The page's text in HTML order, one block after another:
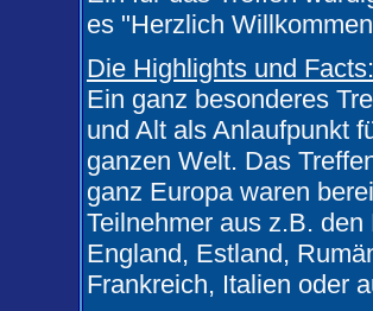
einen Calibra mit dem C20xe
ventildeckel erneuert er
25.05.-21:09 Uhr
Wurfen82 : Kann man
Schläuche sind alle dicht?
verbreitetes Problem.
25.05.-18:51 Uhr
metalgearsolid :hallo, kann
oder passt das alles
springt nach längerer
spritleitung.
es "Herzlich
Die Highlights und Facts:
Ein ganz besonderes
und Alt als Anlaufpunkt
ganzen Welt. Das
ganz Europa waren
Teilnehmer aus z.B.
England, Estland,
Frankreich, Italien oder